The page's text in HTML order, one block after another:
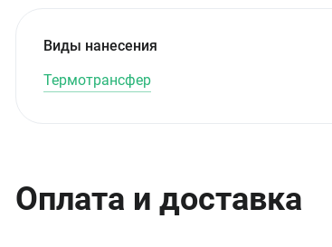
Виды нанесения
Термотрансфер
Оплата и доставка